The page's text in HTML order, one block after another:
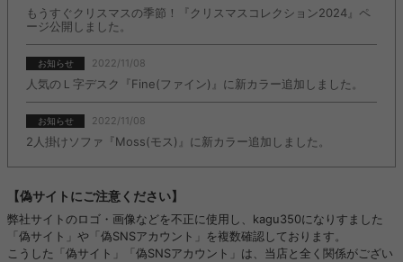
もうすぐクリスマスの季節！『クリスマスコレクション2024』ペ
ージ公開しました。
お知らせ 2022/11/08
人気のＬ字デスク『Fine(ファイン)』に新カラー追加しました。
お知らせ 2022/11/08
2人掛けソファ『Moss(モス)』に新カラー追加しました。
【偽サイトにご注意ください】
弊社サイトのロゴ・画像などを不正に使用し、kagu350になりすました
「偽サイト」や「偽SNSアカウント」を複数確認しております。
こうした「偽サイト」「偽SNSアカウント」は、当店と全く関係がござい